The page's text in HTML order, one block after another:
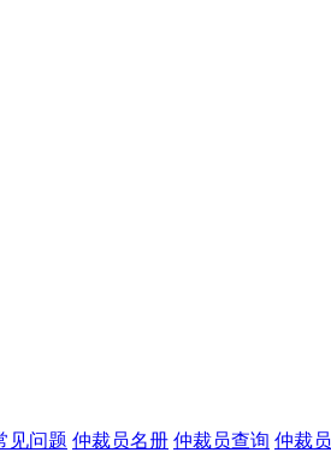
见问题 仲裁员名册 仲裁员查询 仲裁